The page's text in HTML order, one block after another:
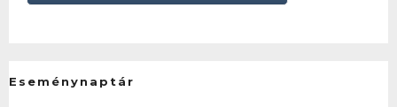
Eseménynaptár